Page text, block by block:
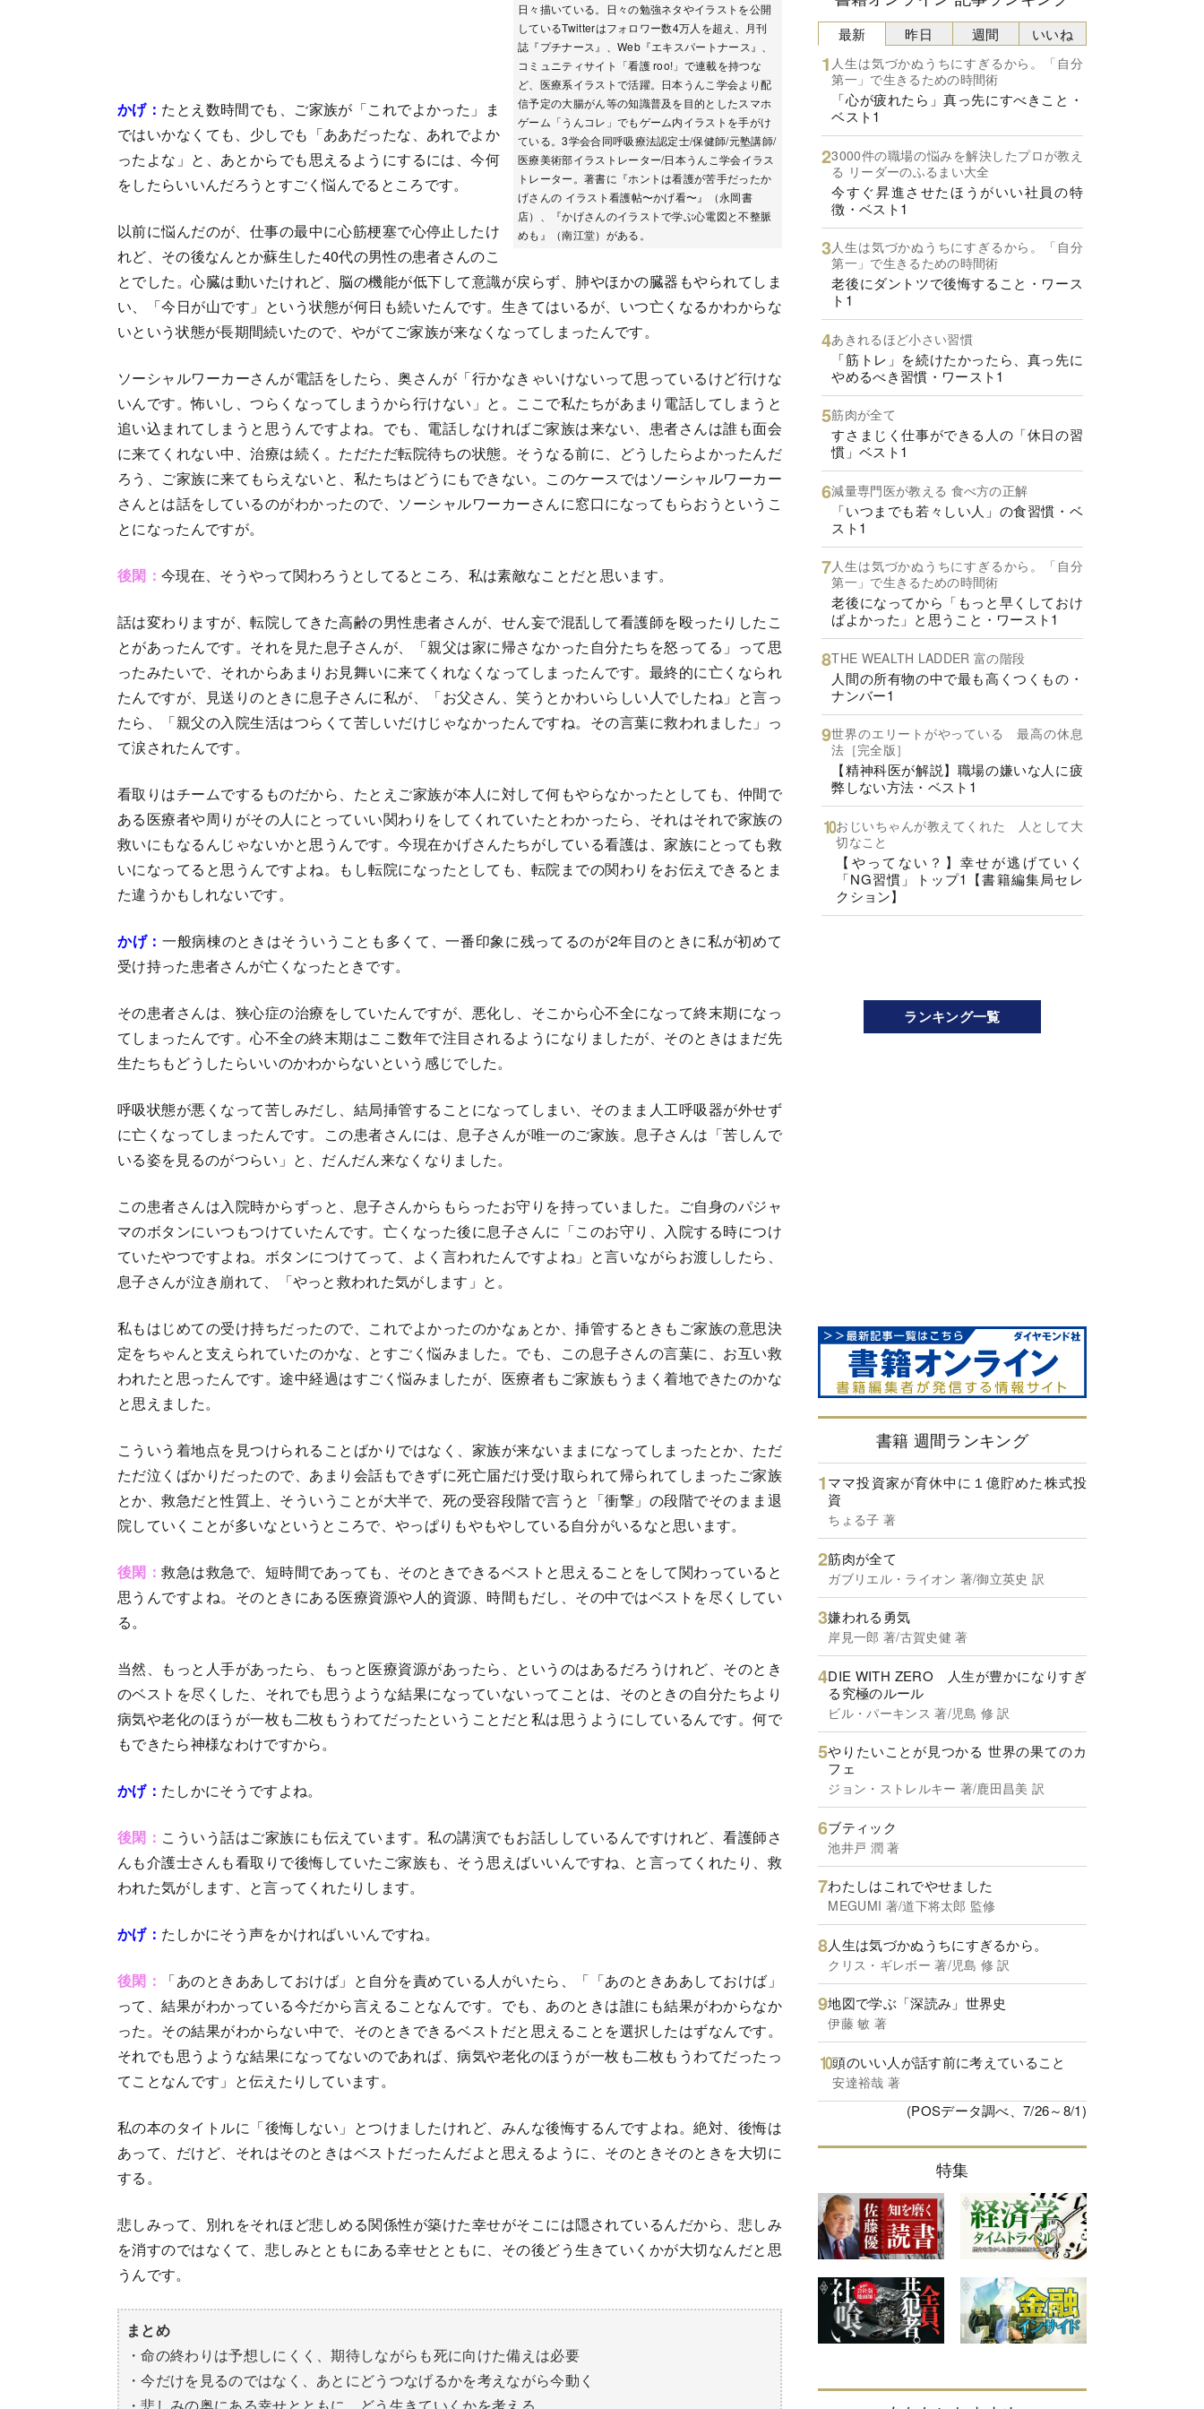
日々描いている。日々の勉強ネタやイラストを公開
しているTwitterはフォロワー数4万人を超え、月刊
誌『プチナース』、Web『エキスパートナース』、
コミュニティサイト「看護 roo!」で連載を持つな
ど、医療系イラストで活躍。日本うんこ学会より配
信予定の大腸がん等の知識普及を目的としたスマホ
ゲーム「うんコレ」でもゲーム内イラストを手がけ
ている。3学会合同呼吸療法認定士/保健師/元塾講師/
医療美術部イラストレーター/日本うんこ学会イラス
トレーター。著書に『ホントは看護が苦手だったか
げさんの イラスト看護帖〜かげ看〜』（永岡書
店）、『かげさんのイラストで学ぶ心電図と不整脈
めも』（南江堂）がある。
かげ： たとえ数時間でも、ご家族が「これでよかった」ま
ではいかなくても、少しでも「ああだったな、あれでよか
ったよな」と、あとからでも思えるようにするには、今何
をしたらいいんだろうとすごく悩んでるところです。
以前に悩んだのが、仕事の最中に心筋梗塞で心停止したけ
れど、その後なんとか蘇生した40代の男性の患者さんのこ
とでした。心臓は動いたけれど、脳の機能が低下して意識が戻らず、肺やほかの臓器もやられてしま
い、「今日が山です」という状態が何日も続いたんです。生きてはいるが、いつ亡くなるかわからな
いという状態が長期間続いたので、やがてご家族が来なくなってしまったんです。
ソーシャルワーカーさんが電話をしたら、奥さんが「行かなきゃいけないって思っているけど行けな
いんです。怖いし、つらくなってしまうから行けない」と。ここで私たちがあまり電話してしまうと
追い込まれてしまうと思うんですよね。でも、電話しなければご家族は来ない、患者さんは誰も面会
に来てくれない中、治療は続く。ただただ転院待ちの状態。そうなる前に、どうしたらよかったんだ
ろう、ご家族に来てもらえないと、私たちはどうにもできない。このケースではソーシャルワーカー
さんとは話をしているのがわかったので、ソーシャルワーカーさんに窓口になってもらおうというこ
とになったんですが。
後閑： 今現在、そうやって関わろうとしてるところ、私は素敵なことだと思います。
話は変わりますが、転院してきた高齢の男性患者さんが、せん妄で混乱して看護師を殴ったりしたこ
とがあったんです。それを見た息子さんが、「親父は家に帰さなかった自分たちを怒ってる」って思
ったみたいで、それからあまりお見舞いに来てくれなくなってしまったんです。最終的に亡くなられ
たんですが、見送りのときに息子さんに私が、「お父さん、笑うとかわいらしい人でしたね」と言っ
たら、「親父の入院生活はつらくて苦しいだけじゃなかったんですね。その言葉に救われました」っ
て涙されたんです。
看取りはチームでするものだから、たとえご家族が本人に対して何もやらなかったとしても、仲間で
ある医療者や周りがその人にとっていい関わりをしてくれていたとわかったら、それはそれで家族の
救いにもなるんじゃないかと思うんです。今現在かげさんたちがしている看護は、家族にとっても救
いになってると思うんですよね。もし転院になったとしても、転院までの関わりをお伝えできるとま
た違うかもしれないです。
かげ： 一般病棟のときはそういうことも多くて、一番印象に残ってるのが2年目のときに私が初めて
受け持った患者さんが亡くなったときです。
その患者さんは、狭心症の治療をしていたんですが、悪化し、そこから心不全になって終末期になっ
てしまったんです。心不全の終末期はここ数年で注目されるようになりましたが、そのときはまだ先
生たちもどうしたらいいのかわからないという感じでした。
呼吸状態が悪くなって苦しみだし、結局挿管することになってしまい、そのまま人工呼吸器が外せず
に亡くなってしまったんです。この患者さんには、息子さんが唯一のご家族。息子さんは「苦しんで
いる姿を見るのがつらい」と、だんだん来なくなりました。
この患者さんは入院時からずっと、息子さんからもらったお守りを持っていました。ご自身のパジャ
マのボタンにいつもつけていたんです。亡くなった後に息子さんに「このお守り、入院する時につけ
ていたやつですよね。ボタンにつけてって、よく言われたんですよね」と言いながらお渡ししたら、
息子さんが泣き崩れて、「やっと救われた気がします」と。
私もはじめての受け持ちだったので、これでよかったのかなぁとか、挿管するときもご家族の意思決
定をちゃんと支えられていたのかな、とすごく悩みました。でも、この息子さんの言葉に、お互い救
われたと思ったんです。途中経過はすごく悩みましたが、医療者もご家族もうまく着地できたのかな
と思えました。
こういう着地点を見つけられることばかりではなく、家族が来ないままになってしまったとか、ただ
ただ泣くばかりだったので、あまり会話もできずに死亡届だけ受け取られて帰られてしまったご家族
とか、救急だと性質上、そういうことが大半で、死の受容段階で言うと「衝撃」の段階でそのまま退
院していくことが多いなというところで、やっぱりもやもやしている自分がいるなと思います。
後閑：救急は救急で、短時間であっても、そのときできるベストと思えることをして関わっていると
思うんですよね。そのときにある医療資源や人的資源、時間もだし、その中ではベストを尽くしてい
る。
当然、もっと人手があったら、もっと医療資源があったら、というのはあるだろうけれど、そのとき
のベストを尽くした、それでも思うような結果になっていないってことは、そのときの自分たちより
病気や老化のほうが一枚も二枚もうわてだったということだと私は思うようにしているんです。何で
もできたら神様なわけですから。
かげ： たしかにそうですよね。
後閑： こういう話はご家族にも伝えています。私の講演でもお話ししているんですけれど、看護師さ
んも介護士さんも看取りで後悔していたご家族も、そう思えばいいんですね、と言ってくれたり、救
われた気がします、と言ってくれたりします。
かげ： たしかにそう声をかければいいんですね。
後閑：
「あのときああしておけば」と自分を責めている人がいたら、「「あのときああしておけば」
って、結果がわかっている今だから言えることなんです。でも、あのときは誰にも結果がわからなか
った。その結果がわからない中で、そのときできるベストだと思えることを選択したはずなんです。
それでも思うような結果になってないのであれば、病気や老化のほうが一枚も二枚もうわてだったっ
てことなんです」と伝えたりしています。
私の本のタイトルに「後悔しない」とつけましたけれど、みんな後悔するんですよね。絶対、後悔は
あって、だけど、それはそのときはベストだったんだよと思えるように、そのときそのときを大切に
する。
悲しみって、別れをそれほど悲しめる関係性が築けた幸せがそこには隠されているんだから、悲しみ
を消すのではなくて、悲しみとともにある幸せとともに、その後どう生きていくかが大切なんだと思
うんです。
まとめ
・命の終わりは予想しにくく、期待しながらも死に向けた備えは必要
・今だけを見るのではなく、あとにどうつなげるかを考えながら今動く
・悲しみの奥にある幸せとともに、どう生きていくかを考える
最新
人生は気づかぬうちにすぎるから。「自分
第一」で生きるための時間術
「心が疲れたら」真っ先にすべきこと・
ベスト1
3000件の職場の悩みを解決したプロが教え
る リーダーのふるまい大全
今すぐ昇進させたほうがいい社員の特
徴・ベスト1
人生は気づかぬうちにすぎるから。「自分
第一」で生きるための時間術
老後にダントツで後悔すること・ワース
ト1
あきれるほど小さい習慣
「筋トレ」を続けたかったら、真っ先に
やめるべき習慣・ワースト1
筋肉が全て
すさまじく仕事ができる人の「休日の習
慣」ベスト1
減量専門医が教える 食べ方の正解
「いつまでも若々しい人」の食習慣・ベ
スト1
人生は気づかぬうちにすぎるから。「自分
第一」で生きるための時間術
老後になってから「もっと早くしておけ
ばよかった」と思うこと・ワースト1
THE WEALTH LADDER 富の階段
人間の所有物の中で最も高くつくもの・
ナンバー1
世界のエリートがやっている 最高の休息
法［完全版］
【精神科医が解説】職場の嫌いな人に疲
弊しない方法・ベスト1
おじいちゃんが教えてくれた 人として大
切なこと
【やってない？】幸せが逃げていく
「NG習慣」トップ1【書籍編集局セレ
クション】
昨日 週間 いいね
ランキング一覧
書籍 週間ランキング
ママ投資家が育休中に１億貯めた株式投
資
ちょる子 著
筋肉が全て
ガブリエル・ライオン 著/御立英史 訳
嫌われる勇気
岸見一郎 著/古賀史健 著
DIE WITH ZERO 人生が豊かになりすぎ
る究極のルール
ビル・パーキンス 著/児島 修 訳
やりたいことが見つかる 世界の果てのカ
フェ
ジョン・ストレルキー 著/鹿田昌美 訳
ブティック
池井戸 潤 著
わたしはこれでやせました
MEGUMI 著/道下将太郎 監修
人生は気づかぬうちにすぎるから。
クリス・ギレボー 著/児島 修 訳
地図で学ぶ「深読み」世界史
伊藤 敏 著
頭のいい人が話す前に考えていること
安達裕哉 著
(POSデータ調べ、7/26～8/1)
特集